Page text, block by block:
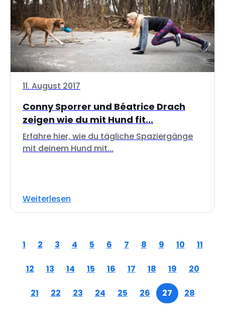
11. August 2017
Conny Sporrer und Béatrice Drach
zeigen wie du mit Hund fit...
Erfahre hier, wie du tägliche Spaziergänge
mit deinem Hund mit...
Weiterlesen
1 2 3 4 5 6 7 8 9 10 11
12 13 14 15 16 17 18 19 20
21 22 23 24 25 26 27 28